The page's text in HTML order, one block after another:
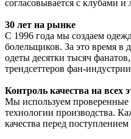
согласовывается с клубами и
30 лет на рынке
С 1996 года мы создаем
болельщиков. За это время
одеты десятки тысяч
трендсеттеров фан-
Контроль качества на всех
Мы используем
технологии производства.
качества перед